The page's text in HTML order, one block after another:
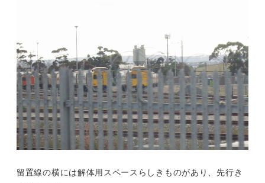
留置線の横には解体用スペースらしきものがあり、先行き